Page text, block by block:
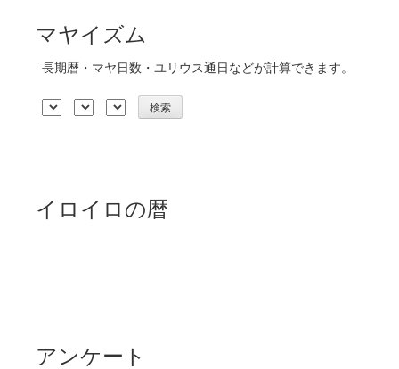
マヤイズム
長期暦・マヤ日数・ユリウス通日などが計算できます。
イロイロの暦
アンケート